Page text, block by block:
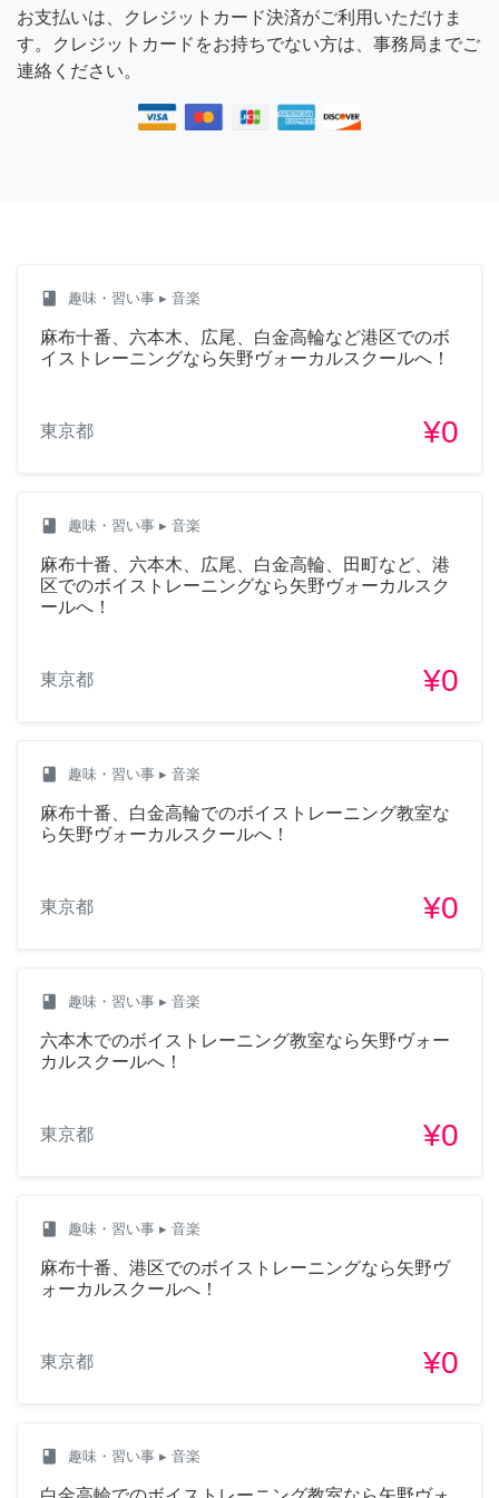
お支払いは、クレジットカード決済がご利用いただけま
す。クレジットカードをお持ちでない方は、事務局までご
連絡ください。
class 趣味・習い事 ▸ 音楽
麻布十番、六本木、広尾、白金高輪など港区でのボ
イストレーニングなら矢野ヴォーカルスクールへ！
東京都 ¥0
class 趣味・習い事 ▸ 音楽
麻布十番、六本木、広尾、白金高輪、田町など、港
区でのボイストレーニングなら矢野ヴォーカルスク
ールへ！
東京都 ¥0
class 趣味・習い事 ▸ 音楽
麻布十番、白金高輪でのボイストレーニング教室な
ら矢野ヴォーカルスクールへ！
東京都 ¥0
class 趣味・習い事 ▸ 音楽
六本木でのボイストレーニング教室なら矢野ヴォー
カルスクールへ！
東京都 ¥0
class 趣味・習い事 ▸ 音楽
麻布十番、港区でのボイストレーニングなら矢野ヴ
ォーカルスクールへ！
東京都 ¥0
class 趣味・習い事 ▸ 音楽